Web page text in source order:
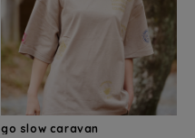
go slow caravan